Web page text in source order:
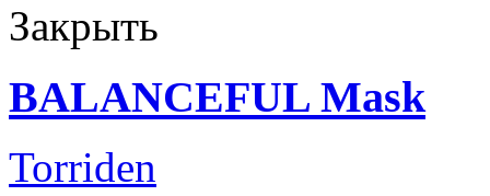
Закрыть
BALANCEFUL Mask
Torriden